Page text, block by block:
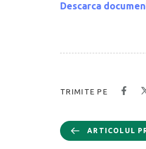
Descarca
TRIMITE PE
ARTICOLUL